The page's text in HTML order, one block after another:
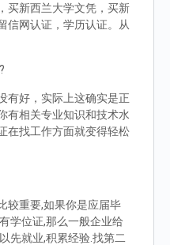
买新西兰大学文凭，买新
信网认证，学历认证。从
有好，实际上这确实是正
有相关专业知识和技术水
在找工作方面就变得轻松
较重要,如果你是应届毕
学位证,那么一般企业给
先就业,积累经验.找第二